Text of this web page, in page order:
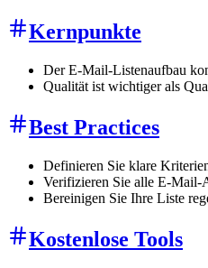
Kernpunkte
Der E-Mail-Listenaufbau
Qualität ist wichtiger als
Best Practices
Definieren Sie klare
Verifizieren Sie alle E-Mail-
Bereinigen Sie Ihre Liste
Kostenlose Tools